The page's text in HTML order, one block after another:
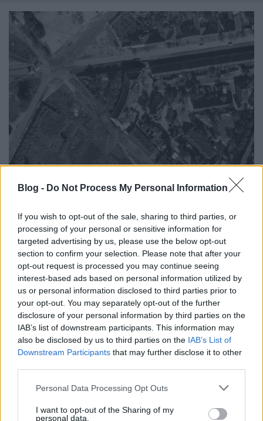
Blog - Do Not Process My Personal Information
If you wish to opt-out of the sale, sharing to third parties, or
processing of your personal or sensitive information for
targeted advertising by us, please use the below opt-out
section to confirm your selection. Please note that after your
opt-out request is processed you may continue seeing
interest-based ads based on personal information utilized by
us or personal information disclosed to third parties prior to
your opt-out. You may separately opt-out of the further
disclosure of your personal information by third parties on the
IAB’s list of downstream participants. This information may
also be disclosed by us to third parties on the IAB’s List of
Downstream Participants that may further disclose it to other
Please note that this website/app uses one or more Google
not limited to your visit or usage behaviour. You may click to
Personal Data Processing Opt Outs
I want to opt-out of the Sharing of my
personal data.
Nyomozzunk együtt!
L.A.• 2025. november 16.
UPDATE 2025. november 16. tehát újabb 5 év kellett,
hogy meglegyen a végleges hely.
Annyi történt, hogy ismét ránéztem afentrol.hu
mert nem ...
Mi legyen?
L.A.•2025. április 02.
ahogy anno készült, nem fog tovább menni, mert